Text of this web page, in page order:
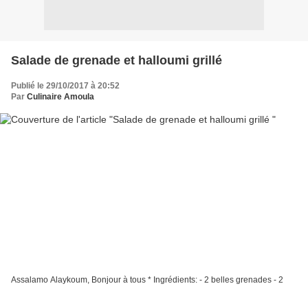
Salade de grenade et halloumi grillé
Publié le 29/10/2017 à 20:52
Par Culinaire Amoula
Assalamo Alaykoum, Bonjour à tous * Ingrédients: - 2 belles grenades - 2